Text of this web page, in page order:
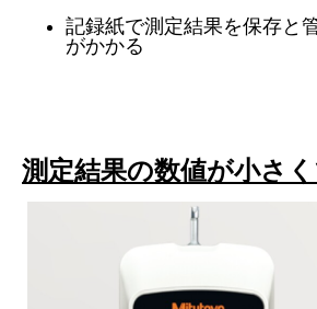
記録紙で測定結果を保存と
がかかる
測定結果の数値が小さ